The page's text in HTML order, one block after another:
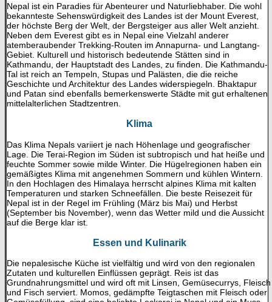
Nepal ist ein Paradies für Abenteurer und Naturliebhaber. Die wohl
bekannteste Sehenswürdigkeit des Landes ist der Mount Everest,
der höchste Berg der Welt, der Bergsteiger aus aller Welt anzieht.
Neben dem Everest gibt es in Nepal eine Vielzahl anderer
atemberaubender Trekking-Routen im Annapurna- und Langtang-
Gebiet. Kulturell und historisch bedeutende Stätten sind in
Kathmandu, der Hauptstadt des Landes, zu finden. Die Kathmandu-
Tal ist reich an Tempeln, Stupas und Palästen, die die reiche
Geschichte und Architektur des Landes widerspiegeln. Bhaktapur
und Patan sind ebenfalls bemerkenswerte Städte mit gut erhaltenen
mittelalterlichen Stadtzentren.
Klima
Das Klima Nepals variiert je nach Höhenlage und geografischer
Lage. Die Terai-Region im Süden ist subtropisch und hat heiße und
feuchte Sommer sowie milde Winter. Die Hügelregionen haben ein
gemäßigtes Klima mit angenehmen Sommern und kühlen Wintern.
In den Hochlagen des Himalaya herrscht alpines Klima mit kalten
Temperaturen und starken Schneefällen. Die beste Reisezeit für
Nepal ist in der Regel im Frühling (März bis Mai) und Herbst
(September bis November), wenn das Wetter mild und die Aussicht
auf die Berge klar ist.
Essen und Kulinarik
Die nepalesische Küche ist vielfältig und wird von den regionalen
Zutaten und kulturellen Einflüssen geprägt. Reis ist das
Grundnahrungsmittel und wird oft mit Linsen, Gemüsecurrys, Fleisch
und Fisch serviert. Momos, gedämpfte Teigtaschen mit Fleisch oder